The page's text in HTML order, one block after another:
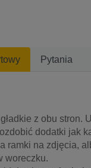
Pytania
z obu stron.
dodatki jak
ramki na zdjęcia,
woreczku.